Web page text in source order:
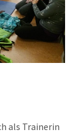
als Trainerin